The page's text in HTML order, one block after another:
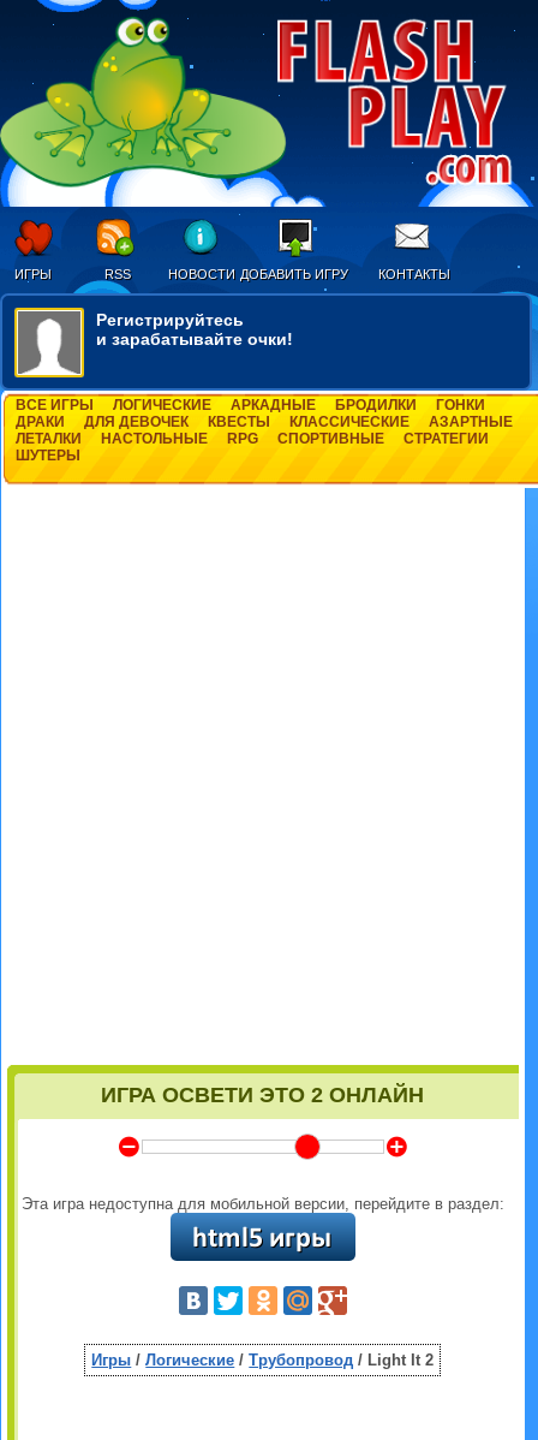
ИГРЫ RSS НОВОСТИ ДОБАВИТЬ ИГРУ КОНТАКТЫ
Регистрируйтесь
и зарабатывайте очки!
ВСЕ ИГРЫ ЛОГИЧЕСКИЕ АРКАДНЫЕ БРОДИЛКИ
ГОНКИ
ДРАКИ
ДЛЯ ДЕВОЧЕК КВЕСТЫ КЛАССИЧЕСКИЕ
АЗАРТНЫЕ
ЛЕТАЛКИ
НАСТОЛЬНЫЕ RPG СПОРТИВНЫЕ
СТРАТЕГИИ
ШУТЕРЫ
ИГРА ОСВЕТИ ЭТО 2 ОНЛАЙН
Y Z
Эта игра недоступна для мобильной версии, перейдите в раздел:
Игры /Логические /Трубопровод / Light It 2